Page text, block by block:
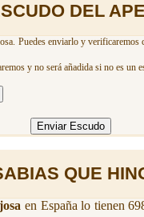
DEL
Puedes enviarlo y
y no será añadida si no es un
QUE
en España lo tienen